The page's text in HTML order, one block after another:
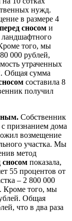
нужд.
в размере 4
сносом и
того, мы
000 рублей,
утраченных
Общая сумма
составила 8
получил
Собственник
признанием дома
возмещение
участка. Мы
метод
сносом показала,
55 процентов от
– 2 800 000
Кроме того, мы
Общая
что в два раза